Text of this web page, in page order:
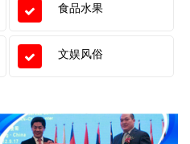
食品水果
文娱风俗